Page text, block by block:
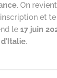
. On
et te
le 17 juin
.